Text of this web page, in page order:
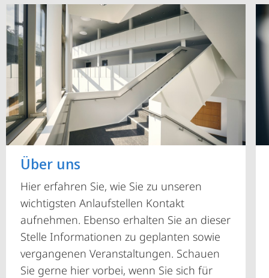
Über uns
Hier erfahren Sie, wie Sie zu unseren
wichtigsten Anlaufstellen Kontakt
aufnehmen. Ebenso erhalten Sie an dieser
Stelle Informationen zu geplanten sowie
vergangenen Veranstaltungen. Schauen
Sie gerne hier vorbei, wenn Sie sich für